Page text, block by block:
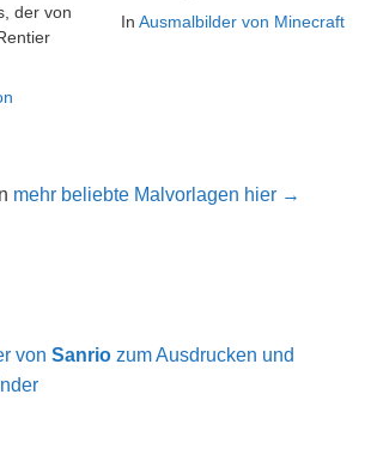
der von
In Ausmalbilder von Minecraft
mehr beliebte Malvorlagen hier →
von Sanrio zum Ausdrucken und